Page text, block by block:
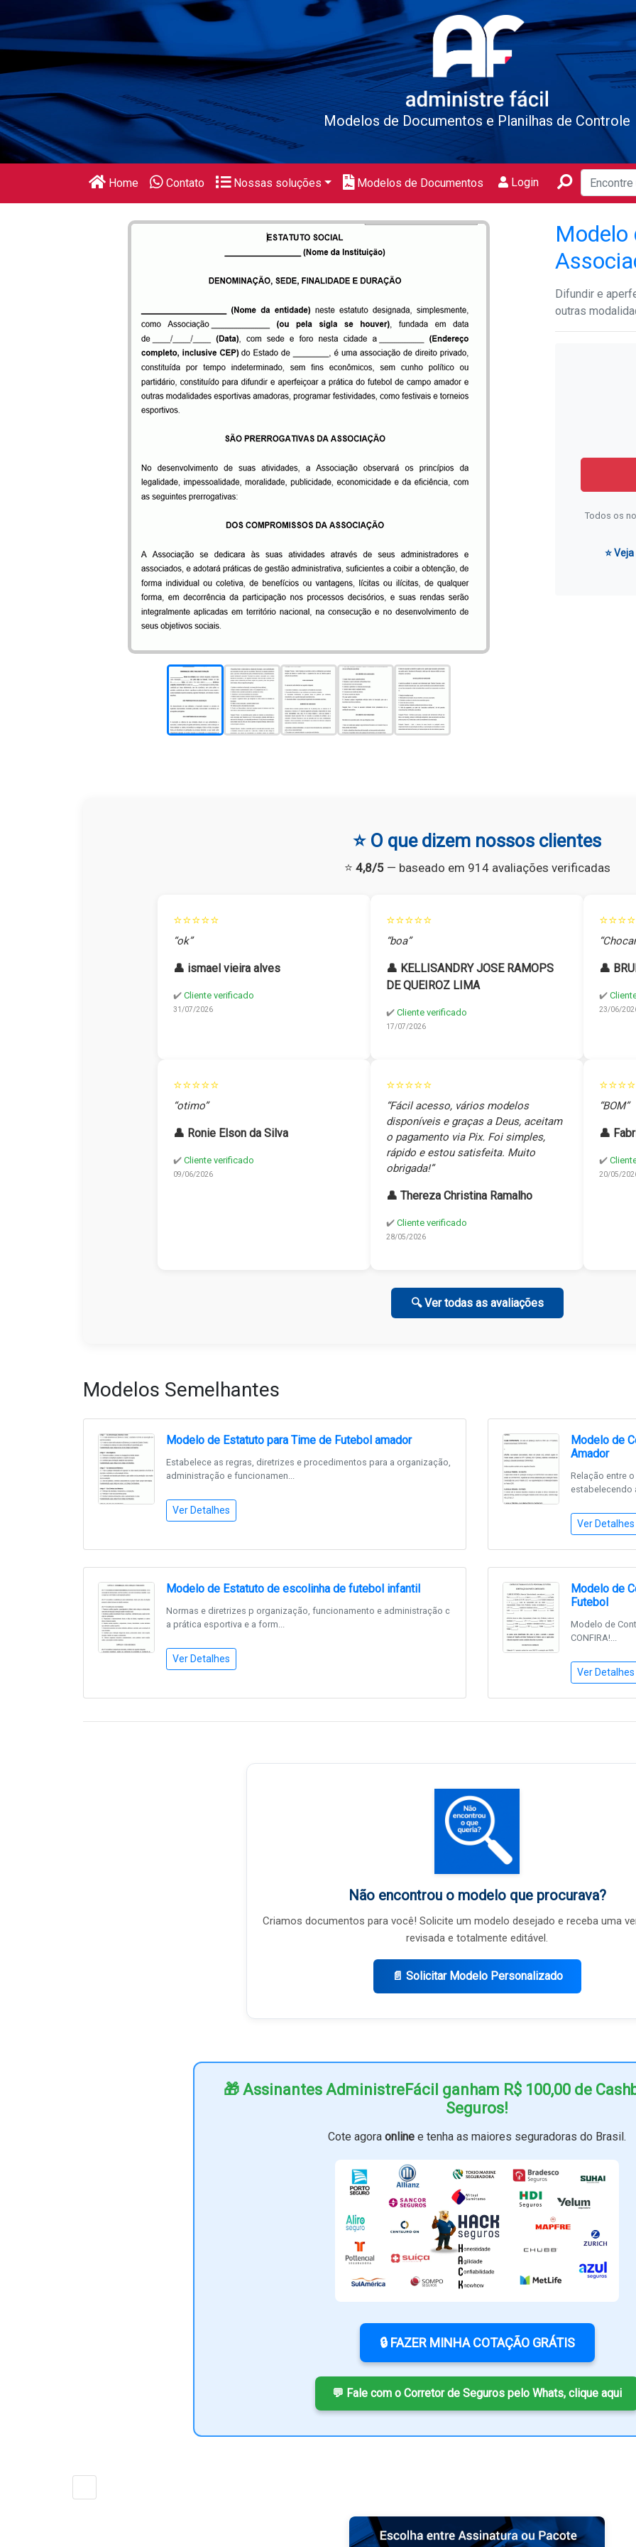
Modelos de Documentos e Planilhas de Controle
Home Contato Nossas soluções Modelos de Documentos Login
Modelo
Difundir e
outras
Todos os
⭐
⭐ O que dizem nossos clientes
⭐ 4,8/5— baseado em 914 avaliações verificadas
⭐⭐⭐⭐⭐
“ok”
👤 ismael vieira alves
✔️ Cliente verificado
31/07/2026
⭐⭐⭐⭐⭐
“boa”
👤 KELLISANDRY JOSE RAMOPS
DE QUEIROZ LIMA
✔️ Cliente verificado
17/07/2026
👤
✔️
23/06/
⭐⭐⭐⭐⭐
“otimo”
👤 Ronie Elson da Silva
✔️ Cliente verificado
09/06/2026
⭐⭐⭐⭐⭐
“Fácil acesso, vários modelos
disponíveis e graças a Deus, aceitam
o pagamento via Pix. Foi simples,
rápido e estou satisfeita. Muito
obrigada!”
👤 Thereza Christina Ramalho
✔️ Cliente verificado
28/05/2026
“BOM”
👤
✔️
20/05/
🔍 Ver todas as avaliações
Modelos Semelhantes
Modelo de Estatuto para Time de Futebol amador
Estabelece as regras, diretrizes e procedimentos para a organização,
administração e funcionamen...
Ver Detalhes
Modelo de
Amador
Relação entre
estabelecendo
Ver Detalhes
Modelo de Estatuto de escolinha de futebol infantil
Normas e diretrizes p organização, funcionamento e administração c
a prática esportiva e a form...
Ver Detalhes
Modelo de
Futebol
Modelo de
CONFIRA!...
Ver Detalhes
Não encontrou o modelo que procurava?
Criamos documentos para você! Solicite um modelo desejado e receba uma
revisada e totalmente editável.
📄 Solicitar Modelo Personalizado
🎁 Assinantes AdministreFácil ganham R$ 100,00 de
Seguros!
Cote agora online e tenha as maiores seguradoras do Brasil.
🔒 FAZER MINHA COTAÇÃO GRÁTIS
💬 Fale com o Corretor de Seguros pelo Whats, clique aqui